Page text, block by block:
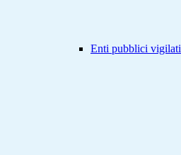
Enti pubblici vigilati